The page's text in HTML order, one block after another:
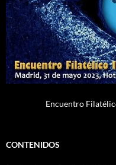
Encuentro
CONTENIDOS